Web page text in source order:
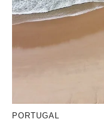
PORTUGAL